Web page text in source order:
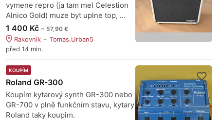
vymene repro (ja tam mel Celestion
Alnico Gold) muze byt uplne top, ...
1 400 Kč ~ 57,90 €
Rakovník
Tomas.Urban5
před 14 min.
KOUPÍM
Roland GR-300
Koupím kytarový synth GR-300 nebo
GR-700 v plně funkčním stavu, kytary
Roland taky koupim.